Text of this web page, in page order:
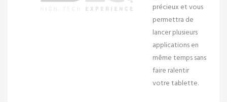
précieux et vous
permettra de
lancer plusieurs
applications en
même temps sans
faire ralentir
votre tablette.